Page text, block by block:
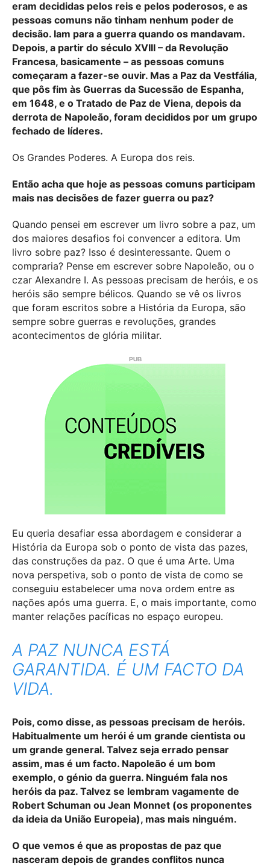
eram decididas pelos reis e pelos poderosos, e as
pessoas comuns não tinham nenhum poder de
decisão. Iam para a guerra quando os mandavam.
Depois, a partir do século XVIII – da Revolução
Francesa, basicamente – as pessoas comuns
começaram a fazer-se ouvir. Mas a Paz da Vestfália,
que pôs fim às Guerras da Sucessão de Espanha,
em 1648, e o Tratado de Paz de Viena, depois da
derrota de Napoleão, foram decididos por um grupo
fechado de líderes.
Os Grandes Poderes. A Europa dos reis.
Então acha que hoje as pessoas comuns participam
mais nas decisões de fazer guerra ou paz?
Quando pensei em escrever um livro sobre a paz, um
dos maiores desafios foi convencer a editora. Um
livro sobre paz? Isso é desinteressante. Quem o
compraria? Pense em escrever sobre Napoleão, ou o
czar Alexandre I. As pessoas precisam de heróis, e os
heróis são sempre bélicos. Quando se vê os livros
que foram escritos sobre a História da Europa, são
sempre sobre guerras e revoluções, grandes
acontecimentos de glória militar.
Eu queria desafiar essa abordagem e considerar a
História da Europa sob o ponto de vista das pazes,
das construções da paz. O que é uma Arte. Uma
nova perspetiva, sob o ponto de vista de como se
conseguiu estabelecer uma nova ordem entre as
nações após uma guerra. E, o mais importante, como
manter relações pacíficas no espaço europeu.
A PAZ NUNCA ESTÁ
GARANTIDA. É UM FACTO DA
VIDA.
Pois, como disse, as pessoas precisam de heróis.
Habitualmente um herói é um grande cientista ou
um grande general. Talvez seja errado pensar
assim, mas é um facto. Napoleão é um bom
exemplo, o génio da guerra. Ninguém fala nos
heróis da paz. Talvez se lembram vagamente de
Robert Schuman ou Jean Monnet (os proponentes
da ideia da União Europeia), mas mais ninguém.
O que vemos é que as propostas de paz que
nasceram depois de grandes conflitos nunca